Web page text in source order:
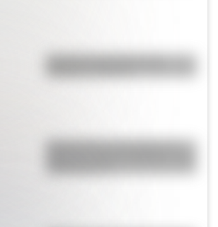
Bandera de Ecuador para
Buenos Aires al principio del